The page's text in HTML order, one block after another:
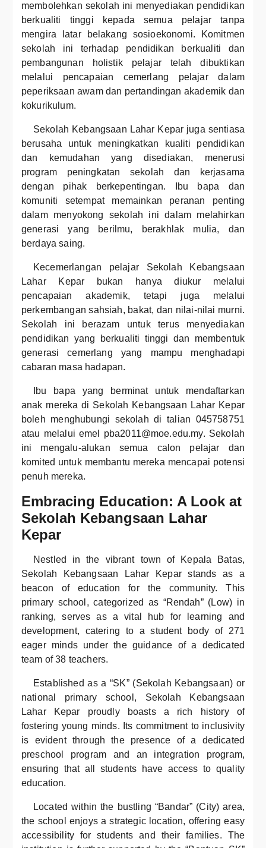
membolehkan sekolah ini menyediakan pendidikan
berkualiti tinggi kepada semua pelajar tanpa
mengira latar belakang sosioekonomi. Komitmen
sekolah ini terhadap pendidikan berkualiti dan
pembangunan holistik pelajar telah dibuktikan
melalui pencapaian cemerlang pelajar dalam
peperiksaan awam dan pertandingan akademik dan
kokurikulum.
Sekolah Kebangsaan Lahar Kepar juga sentiasa
berusaha untuk meningkatkan kualiti pendidikan
dan kemudahan yang disediakan, menerusi
program peningkatan sekolah dan kerjasama
dengan pihak berkepentingan. Ibu bapa dan
komuniti setempat memainkan peranan penting
dalam menyokong sekolah ini dalam melahirkan
generasi yang berilmu, berakhlak mulia, dan
berdaya saing.
Kecemerlangan pelajar Sekolah Kebangsaan
Lahar Kepar bukan hanya diukur melalui
pencapaian akademik, tetapi juga melalui
perkembangan sahsiah, bakat, dan nilai-nilai murni.
Sekolah ini berazam untuk terus menyediakan
pendidikan yang berkualiti tinggi dan membentuk
generasi cemerlang yang mampu menghadapi
cabaran masa hadapan.
Ibu bapa yang berminat untuk mendaftarkan
anak mereka di Sekolah Kebangsaan Lahar Kepar
boleh menghubungi sekolah di talian 045758751
atau melalui emel pba2011@moe.edu.my. Sekolah
ini mengalu-alukan semua calon pelajar dan
komited untuk membantu mereka mencapai potensi
penuh mereka.
Embracing Education: A Look at
Sekolah Kebangsaan Lahar
Kepar
Nestled in the vibrant town of Kepala Batas,
Sekolah Kebangsaan Lahar Kepar stands as a
beacon of education for the community. This
primary school, categorized as “Rendah” (Low) in
ranking, serves as a vital hub for learning and
development, catering to a student body of 271
eager minds under the guidance of a dedicated
team of 38 teachers.
Established as a “SK” (Sekolah Kebangsaan) or
national primary school, Sekolah Kebangsaan
Lahar Kepar proudly boasts a rich history of
fostering young minds. Its commitment to inclusivity
is evident through the presence of a dedicated
preschool program and an integration program,
ensuring that all students have access to quality
education.
Located within the bustling “Bandar” (City) area,
the school enjoys a strategic location, offering easy
accessibility for students and their families. The